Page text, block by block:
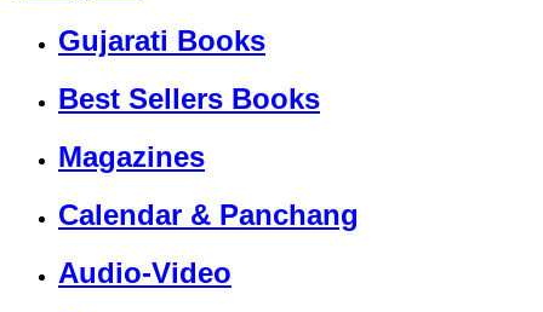
Gujarati Books
Best Sellers Books
Magazines
Calendar & Panchang
Audio-Video